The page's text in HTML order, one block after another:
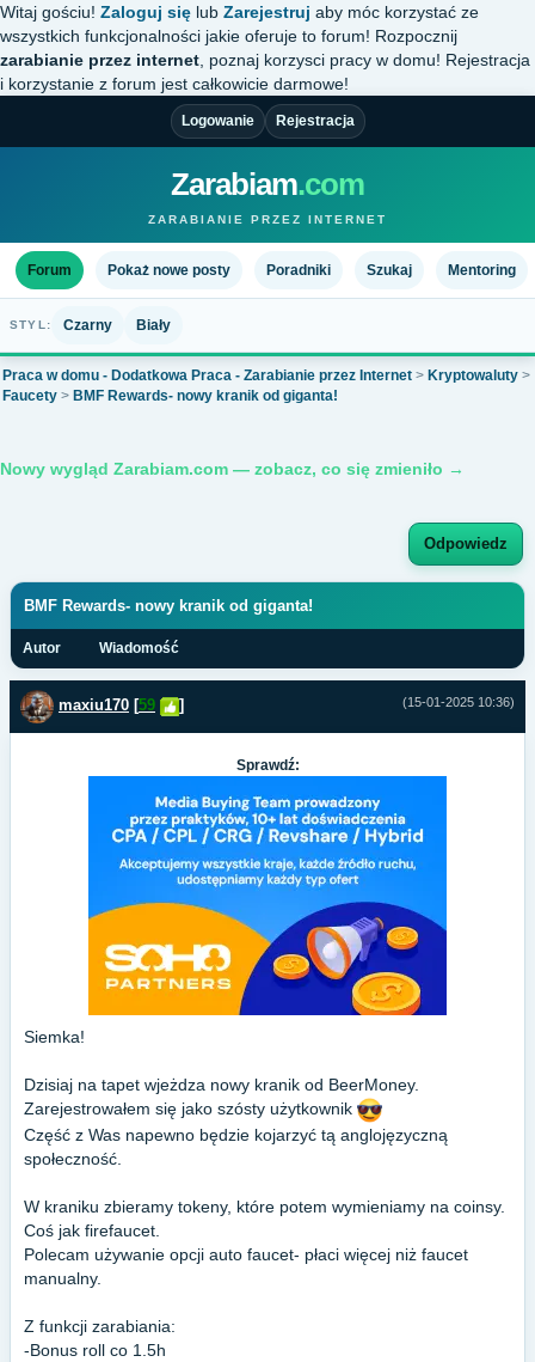
Witaj gościu! Zaloguj się lub Zarejestruj aby móc korzystać ze
wszystkich funkcjonalności jakie oferuje to forum! Rozpocznij
zarabianie przez internet , poznaj korzysci pracy w domu! Rejestracja
i korzystanie z forum jest całkowicie darmowe!
Logowanie Rejestracja
Zarabiam.com
ZARABIANIE PRZEZ INTERNET
Forum Pokaż nowe posty Poradniki Szukaj Mentoring
STYL: Czarny Biały
Praca w domu - Dodatkowa Praca - Zarabianie przez Internet > Kryptowaluty >
Faucety > BMF Rewards- nowy kranik od giganta!
Nowy wygląd Zarabiam.com — zobacz, co się zmieniło →
Odpowiedz
BMF Rewards- nowy kranik od giganta!
Autor Wiadomość
(15-01-2025 10:36)
maxiu170 [59 ]
Sprawdź:
Siemka!
Dzisiaj na tapet wjeżdza nowy kranik od BeerMoney.
Zarejestrowałem się jako szósty użytkownik
Część z Was napewno będzie kojarzyć tą anglojęzyczną
społeczność.
W kraniku zbieramy tokeny, które potem wymieniamy na coinsy.
Coś jak firefaucet.
Polecam używanie opcji auto faucet- płaci więcej niż faucet
manualny.
Z funkcji zarabiania:
-Bonus roll co 1.5h